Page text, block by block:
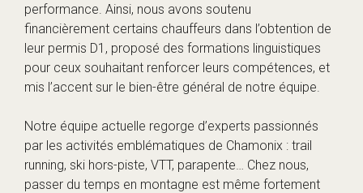
performance. Ainsi, nous avons soutenu
financièrement certains chauffeurs dans l’obtention de
leur permis D1, proposé des formations linguistiques
pour ceux souhaitant renforcer leurs compétences, et
mis l’accent sur le bien-être général de notre équipe.
Notre équipe actuelle regorge d’experts passionnés
par les activités emblématiques de Chamonix : trail
running, ski hors-piste, VTT, parapente… Chez nous,
passer du temps en montagne est même fortement